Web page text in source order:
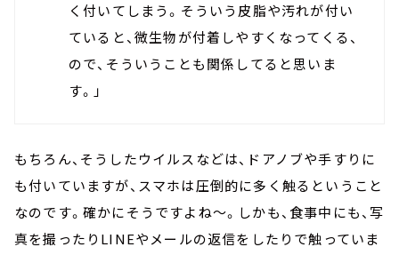
く付いてしまう。そういう皮脂や汚れが付い
ていると、微生物が付着しやすくなってくる、
ので、そういうことも関係してると思いま
す。」
もちろん、そうしたウイルスなどは、ドアノブや手すりに
も付いていますが、スマホは圧倒的に多く触るということ
なのです。確かにそうですよね～。しかも、食事中にも、写
真を撮ったりLINEやメールの返信をしたりで触っていま